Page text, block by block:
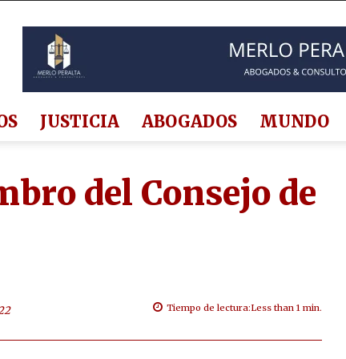
JUSTICIA ABOGADOS MUNDO
del Consejo de
Tiempo de lectura:Less than 1 min.